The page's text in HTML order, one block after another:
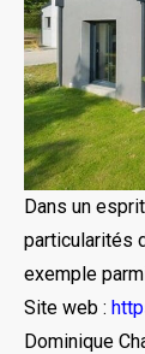
Dans un
particularités
exemple
Site web :
Dominique